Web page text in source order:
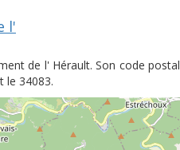
l'
de l' Hérault. Son code postal
le 34083.